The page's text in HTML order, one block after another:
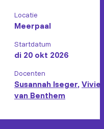
Locatie
Meerpaal
Startdatum
di 20 okt 2026
Docenten
Susannah Iseger,
van Benthem